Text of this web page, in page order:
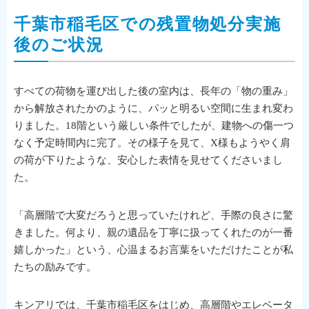
千葉市稲毛区での残置物処分実施
後のご状況
すべての荷物を運び出した後の室内は、長年の「物の重み」
から解放されたかのように、パッと明るい空間に生まれ変わ
りました。18階という厳しい条件でしたが、建物への傷一つ
なく予定時間内に完了。その様子を見て、X様もようやく肩
の荷が下りたような、安心した表情を見せてくださいまし
た。
「高層階で大変だろうと思っていたけれど、手際の良さに驚
きました。何より、親の遺品を丁寧に扱ってくれたのが一番
嬉しかった」という、心温まるお言葉をいただけたことが私
たちの励みです。
キンアリでは、千葉市稲毛区をはじめ、高層階やエレベータ